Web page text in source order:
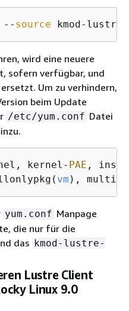
-- source kmod-
wird eine neuere
sofern verfügbar, und
Um zu verhindern,
beim Update
/etc/yum.conf Datei
kernel- PAE ,
vm ),
yum.conf Manpage
die nur für die
das kmod-lustre-
Lustre Client
Linux 9.0